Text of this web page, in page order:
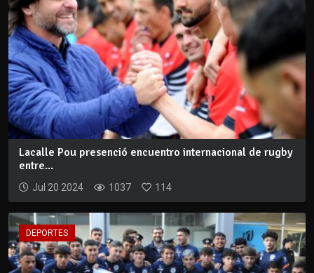
Lacalle Pou presenció encuentro internacional de rugby
entre...
Jul 20 2024 1037 114
DEPORTES